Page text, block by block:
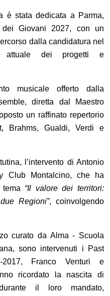
è stata dedicata a Parma,
dei Giovani 2027, con un
dalla candidatura nel
attuale dei progetti e
musicale offerto dalla
diretta dal Maestro
un raffinato repertorio
Brahms, Gualdi, Verdi e
l ’intervento di Antonio
Club Montalcino, che ha
“Il valore dei territori:
Regioni”, coinvolgendo
curato da Alma - Scuola
sono intervenuti i Past
2017, Franco Venturi e
ricordato la nascita di
il loro mandato,